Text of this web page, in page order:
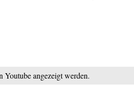
Youtube angezeigt werden.